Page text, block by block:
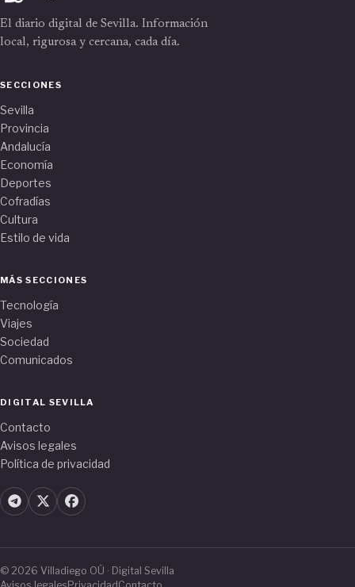
El diario digital de Sevilla. Información
local, rigurosa y cercana, cada día.
SECCIONES
Sevilla
Provincia
Andalucía
Economía
Deportes
Cofradías
Cultura
Estilo de vida
MÁS SECCIONES
Tecnología
Viajes
Sociedad
Comunicados
DIGITAL SEVILLA
Contacto
Avisos legales
Política de privacidad
© 2026 Villadiego OÜ · Digital Sevilla
Avisos legalesPrivacidadContacto